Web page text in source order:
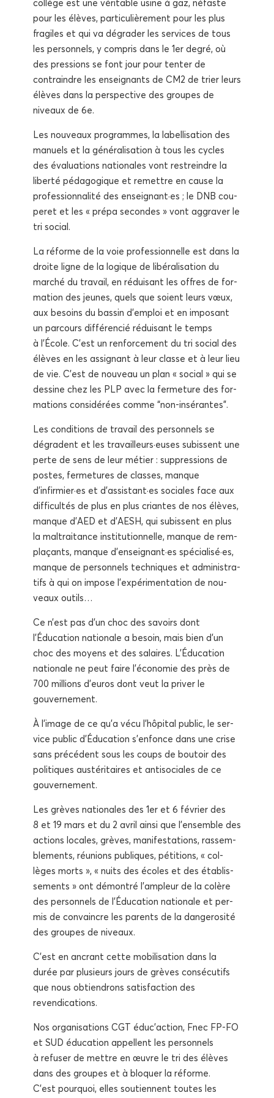
col­lège est une véri­table usine à gaz, néfaste
pour les élèves, par­ti­cu­liè­re­ment pour les plus
fra­giles et qui va dégra­der les ser­vices de tous
les per­son­nels, y com­pris dans le 1er degré, où
des pres­sions se font jour pour ten­ter de
contraindre les ensei­gnants de CM2 de trier leurs
élèves dans la pers­pec­tive des groupes de
niveaux de 6e.
Les nou­veaux pro­grammes, la label­li­sa­tion des
manuels et la géné­ra­li­sa­tion à tous les cycles
des éva­lua­tions natio­nales vont res­treindre la
liber­té péda­go­gique et remettre en cause la
pro­fes­sion­na­li­té des enseignant·es ; le DNB cou­
pe­ret et les « pré­pa secondes » vont aggra­ver le
tri social.
La réforme de la voie pro­fes­sion­nelle est dans la
droite ligne de la logique de libé­ra­li­sa­tion du
mar­ché du tra­vail, en rédui­sant les offres de for­
ma­tion des jeunes, quels que soient leurs vœux,
aux besoins du bas­sin d’emploi et en impo­sant
un par­cours dif­fé­ren­cié rédui­sant le temps
à l’École. C’est un ren­for­ce­ment du tri social des
élèves en les assi­gnant à leur classe et à leur lieu
de vie. C’est de nou­veau un plan « social » qui se
des­sine chez les PLP avec la fer­me­ture des for­
ma­tions consi­dé­rées comme “non-insé­rantes”.
Les condi­tions de tra­vail des per­son­nels se
dégradent et les travailleurs·euses subissent une
perte de sens de leur métier : sup­pres­sions de
postes, fer­me­tures de classes, manque
d’infirmier·es et d’assistant·es sociales face aux
dif­fi­cul­tés de plus en plus criantes de nos élèves,
manque d’AED et d’AESH, qui subissent en plus
la mal­trai­tance ins­ti­tu­tion­nelle, manque de rem­
pla­çants, manque d’enseignant·es spécialisé·es,
manque de per­son­nels tech­niques et admi­nis­tra­
tifs à qui on impose l’expérimentation de nou­
veaux outils…
Ce n’est pas d’un choc des savoirs dont
l’Éducation natio­nale a besoin, mais bien d’un
choc des moyens et des salaires. L’Éducation
natio­nale ne peut faire l’économie des près de
700 mil­lions d’euros dont veut la pri­ver le
gouvernement.
À l’image de ce qu’a vécu l’hôpital public, le ser­
vice public d’Éducation s’enfonce dans une crise
sans pré­cé­dent sous les coups de bou­toir des
poli­tiques aus­té­ri­taires et anti­so­ciales de ce
gouvernement.
Les grèves natio­nales des 1er et 6 février des
8 et 19 mars et du 2 avril ain­si que l’ensemble des
actions locales, grèves, mani­fes­ta­tions, ras­sem­
ble­ments, réunions publiques, péti­tions, « col­
lèges morts », « nuits des écoles et des éta­blis­
se­ments » ont démon­tré l’ampleur de la colère
des per­son­nels de l’Éducation natio­nale et per­
mis de convaincre les parents de la dan­ge­ro­si­té
des groupes de niveaux.
C’est en ancrant cette mobi­li­sa­tion dans la
durée par plu­sieurs jours de grèves consé­cu­tifs
que nous obtien­drons satis­fac­tion des
revendications.
Nos orga­ni­sa­tions CGT éduc’action, Fnec FP-FO
et SUD édu­ca­tion appellent les per­son­nels
à refu­ser de mettre en œuvre le tri des élèves
dans des groupes et à blo­quer la réforme.
C’est pour­quoi, elles sou­tiennent toutes les